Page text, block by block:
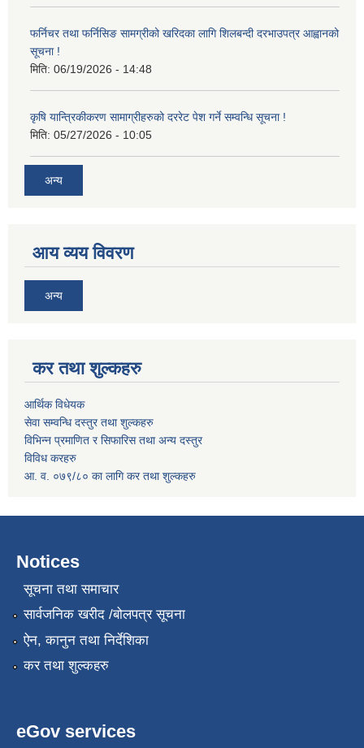
फर्निचर तथा फर्निसिङ सामग्रीको खरिदका लागि शिलबन्दी दरभाउपत्र आह्वानको
सूचना !
मिति: 06/19/2026 - 14:48
कृषि यान्त्रिकीकरण सामाग्रीहरुको दररेट पेश गर्ने सम्वन्धि सूचना !
मिति: 05/27/2026 - 10:05
अन्य
आय व्यय विवरण
अन्य
कर तथा शुल्कहरु
आर्थिक विधेयक
सेवा सम्वन्धि दस्तुर तथा शुल्कहरु
विभिन्न प्रमाणित र सिफारिस तथा अन्य दस्तुर
विविध करहरु
आ. व. ०७९/८० का लागि कर तथा शुल्कहरु
Notices
सूचना तथा समाचार
सार्वजनिक खरीद /बोलपत्र सूचना
ऐन, कानुन तथा निर्देशिका
कर तथा शुल्कहरु
eGov services